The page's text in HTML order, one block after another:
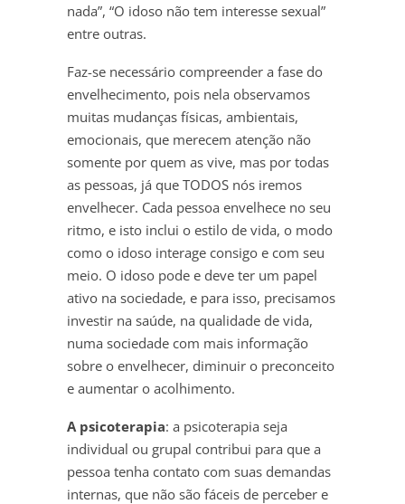
nada”, “O idoso não tem interesse sexual”
entre outras.
Faz-se necessário compreender a fase do
envelhecimento, pois nela observamos
muitas mudanças físicas, ambientais,
emocionais, que merecem atenção não
somente por quem as vive, mas por todas
as pessoas, já que TODOS nós iremos
envelhecer. Cada pessoa envelhece no seu
ritmo, e isto inclui o estilo de vida, o modo
como o idoso interage consigo e com seu
meio. O idoso pode e deve ter um papel
ativo na sociedade, e para isso, precisamos
investir na saúde, na qualidade de vida,
numa sociedade com mais informação
sobre o envelhecer, diminuir o preconceito
e aumentar o acolhimento.
A psicoterapia: a psicoterapia seja
individual ou grupal contribui para que a
pessoa tenha contato com suas demandas
internas, que não são fáceis de perceber e